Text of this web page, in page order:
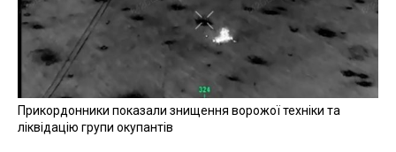
Прикордонники показали знищення ворожої техніки та
ліквідацію групи окупантів